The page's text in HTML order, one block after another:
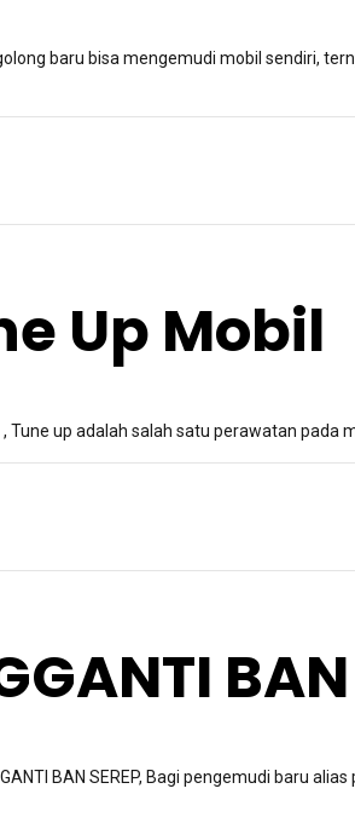
baru bisa mengemudi mobil sendiri,
Up Mobil
, Tune up adalah salah satu perawatan
BAN
BAN SEREP, Bagi pengemudi baru